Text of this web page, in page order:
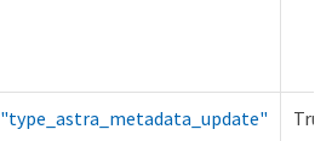
"type_astra_metadata_update" True